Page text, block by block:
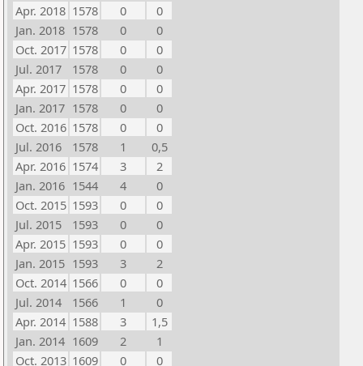
Apr. 2018 1578 0
0
Jan. 2018 1578 0
0
Oct. 2017 1578 0
0
Jul. 2017
1578 0
0
Apr. 2017 1578 0
0
Jan. 2017 1578 0
0
Oct. 2016 1578 0
0
Jul. 2016
1578 1
0,5
Apr. 2016 1574 3
2
Jan. 2016 1544 4
0
Oct. 2015 1593 0
0
Jul. 2015
1593 0
0
Apr. 2015 1593 0
0
Jan. 2015 1593 3
2
Oct. 2014 1566 0
0
Jul. 2014
1566 1
0
Apr. 2014 1588 3
1,5
Jan. 2014 1609 2
1
Oct. 2013 1609 0
0